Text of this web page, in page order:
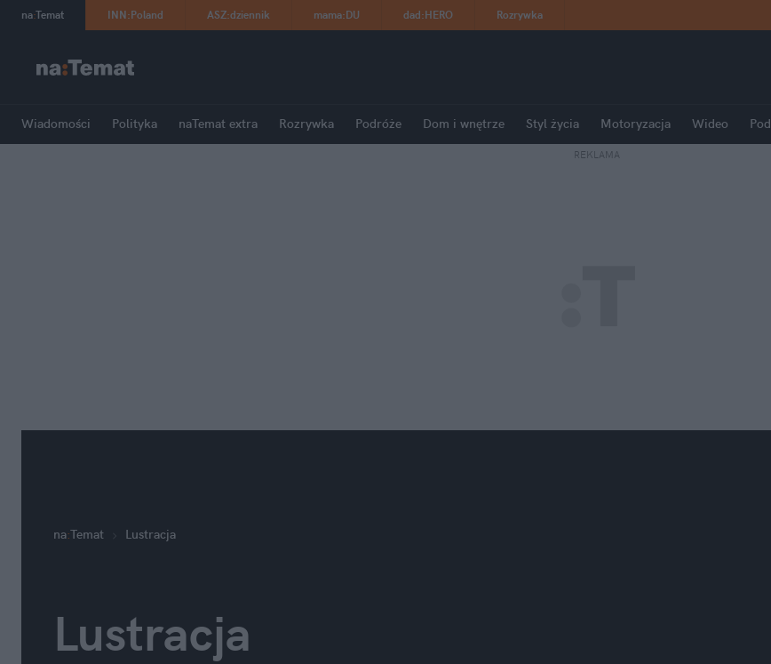
na:Temat INN:Poland ASZ:dziennik mama:DU dad:HERO Rozrywka
Wiadomości Polityka naTemat extra Rozrywka Podróże Dom i wnętrze Styl życia Motoryzacja Wideo
REKLAMA
na:Temat Lustracja
Lustracja